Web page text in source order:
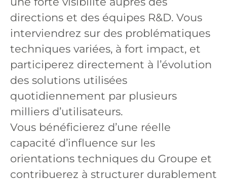
directions et des équipes R&D. Vous
interviendrez sur des problématiques
techniques variées, à fort impact, et
participerez directement à l’évolution
des solutions utilisées
quotidiennement par plusieurs
milliers d’utilisateurs.
Vous bénéficierez d’une réelle
capacité d’influence sur les
orientations techniques du Groupe et
contribuerez à structurer durablement